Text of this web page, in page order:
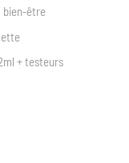
bien-être
+ testeurs